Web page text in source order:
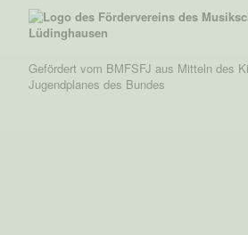
Gefördert vom BMFSFJ aus Mitteln des
Jugendplanes des Bundes